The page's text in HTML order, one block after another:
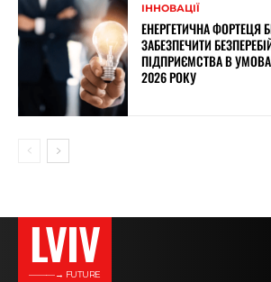
ІННОВАЦІЇ
ЕНЕРГЕТИЧНА ФОРТЕЦЯ
ЗАБЕЗПЕЧИТИ
ПІДПРИЄМСТВА В
2026 РОКУ
LVIV
———→ FUTURE